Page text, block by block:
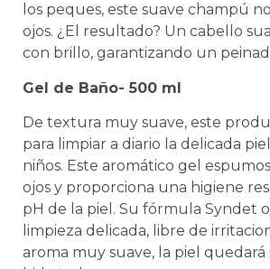
los peques, este suave champú
ojos. ¿El resultado? Un cabello
con brillo, garantizando un
Gel de Baño- 500 ml
De textura muy suave, este
para limpiar a diario la delicada
niños. Este aromático gel
ojos y proporciona una higiene
pH de la piel. Su fórmula Syndet
limpieza delicada, libre de
aroma muy suave, la piel quedará